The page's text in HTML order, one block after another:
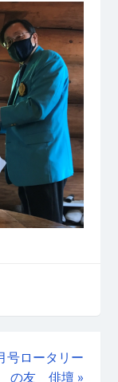
号ロータリー
の友 俳壇 »